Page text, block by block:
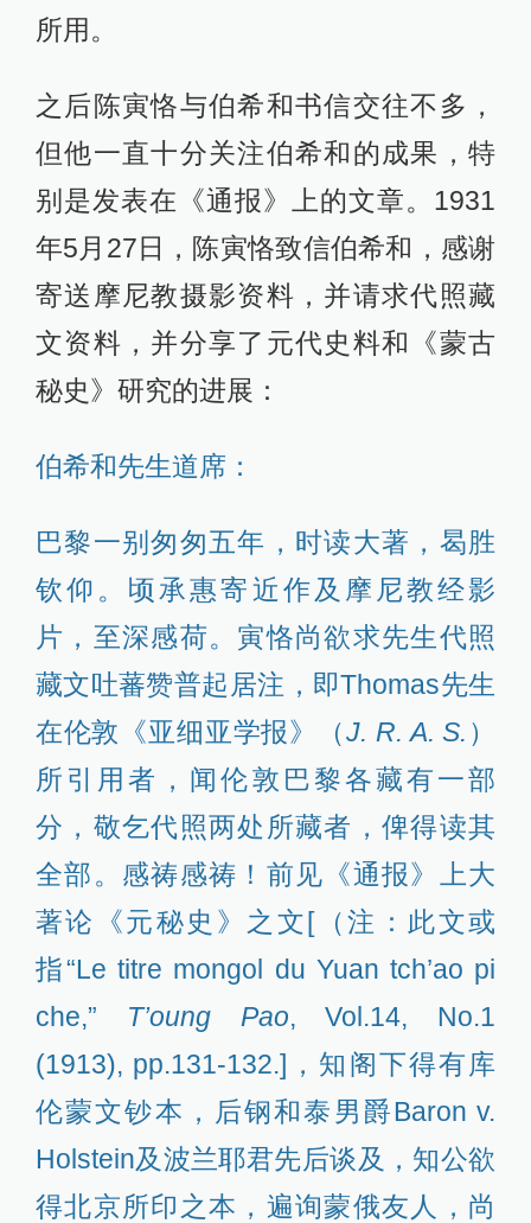
所用。
之后陈寅恪与伯希和书信交往不多，
但他一直十分关注伯希和的成果，特
别是发表在《通报》上的文章。1931
年5月27日，陈寅恪致信伯希和，感谢
寄送摩尼教摄影资料，并请求代照藏
文资料，并分享了元代史料和《蒙古
秘史》研究的进展：
伯希和先生道席：
巴黎一别匆匆五年，时读大著，曷胜
钦仰。顷承惠寄近作及摩尼教经影
片，至深感荷。寅恪尚欲求先生代照
藏文吐蕃赞普起居注，即Thomas先生
在伦敦《亚细亚学报》（J. R. A. S. ）
所引用者，闻伦敦巴黎各藏有一部
分，敬乞代照两处所藏者，俾得读其
全部。感祷感祷！前见《通报》上大
著论《元秘史》之文[（注：此文或
指“Le titre mongol du Yuan tch’ao pi
che,” T’oung Pao, Vol.14, No.1
(1913), pp.131-132.]，知阁下得有库
伦蒙文钞本，后钢和泰男爵Baron v.
Holstein及波兰耶君先后谈及，知公欲
得北京所印之本，遍询蒙俄友人，尚